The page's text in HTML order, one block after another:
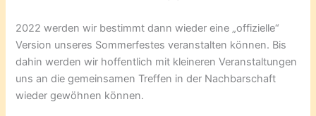
2022 werden wir bestimmt dann wieder eine „offizielle“
Version unseres Sommerfestes veranstalten können. Bis
dahin werden wir hoffentlich mit kleineren Veranstaltungen
uns an die gemeinsamen Treffen in der Nachbarschaft
wieder gewöhnen können.